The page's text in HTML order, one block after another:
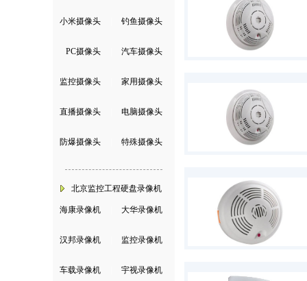
小米摄像头 钓鱼摄像头
PC摄像头 汽车摄像头
监控摄像头 家用摄像头
直播摄像头 电脑摄像头
防爆摄像头 特殊摄像头
北京监控工程硬盘录像机
海康录像机 大华录像机
汉邦录像机 监控录像机
车载录像机 宇视录像机